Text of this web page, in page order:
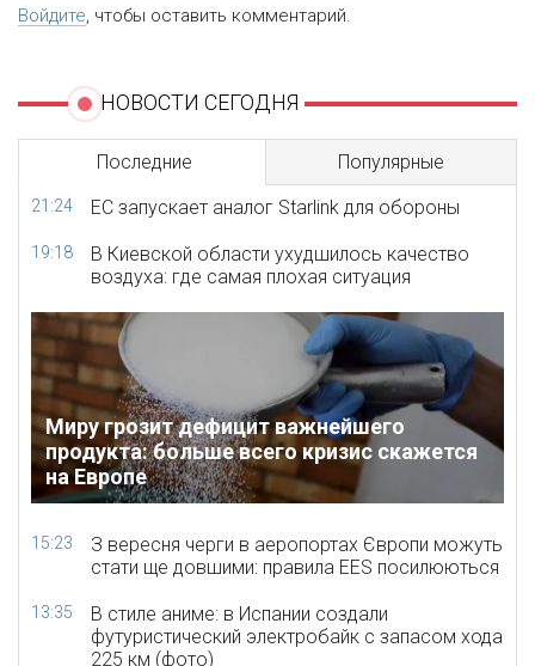
Войдите, чтобы оставить комментарий.
НОВОСТИ СЕГОДНЯ
Последние Популярные
21:24 ЕС запускает аналог Starlink для обороны
19:18
В Киевской области ухудшилось качество
воздуха: где самая плохая ситуация
Миру грозит дефицит важнейшего
продукта: больше всего кризис скажется
на Европе
15:23
З вересня черги в аеропортах Європи можуть
стати ще довшими: правила EES посилюються
13:35
В стиле аниме: в Испании создали
футуристический электробайк с запасом хода
225 км (фото)